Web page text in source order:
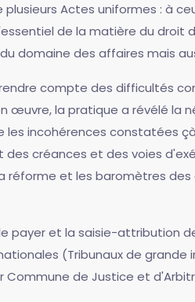
Actes uniformes : à
de la matière du
domaine des affaires mais
compte des difficultés
œuvre, la pratique a révélé la
incohérences constatées
créances et des voies
réforme et les baromètres
payer et la saisie-attribution
(Tribunaux de
Commune de Justice et